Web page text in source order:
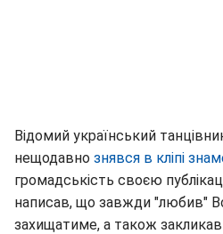
Відомий український
нещодавно знявся в кліпі
громадськість своєю
написав, що завжди "любив"
захищатиме, а також